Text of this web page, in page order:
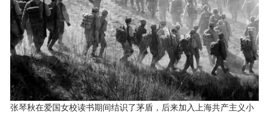
张琴秋在爱国女校读书期间结识了茅盾，后来加入上海共产主义小